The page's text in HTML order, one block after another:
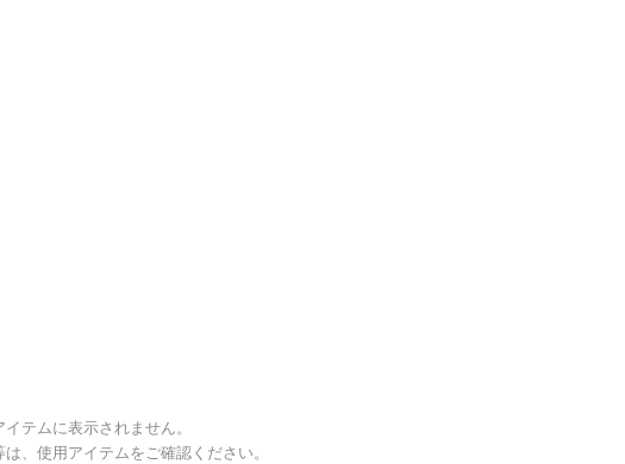
テムに表示されません。
、使用アイテムをご確認ください。